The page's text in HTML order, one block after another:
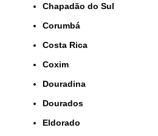
Chapadão do Sul
Corumbá
Costa Rica
Coxim
Douradina
Dourados
Eldorado